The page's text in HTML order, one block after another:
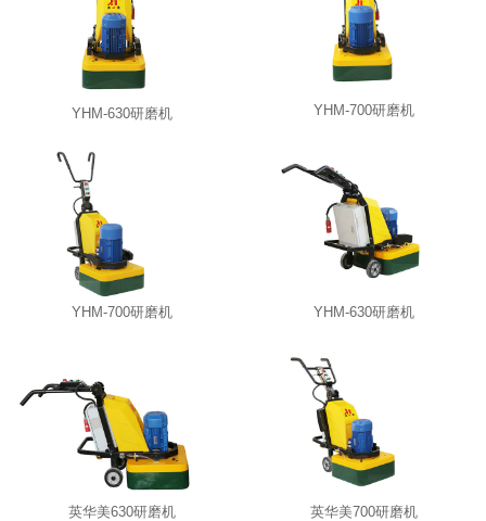
YHM-630研磨机 YHM-700研磨机
YHM-700研磨机 YHM-630研磨机
英华美630研磨机 英华美700研磨机